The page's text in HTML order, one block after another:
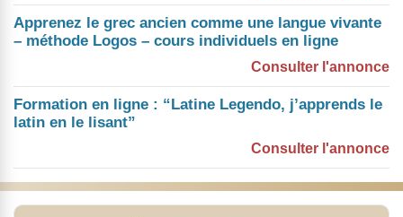
Apprenez le grec ancien comme une langue vivante
– méthode Logos – cours individuels en ligne
Consulter l'annonce
Formation en ligne : “Latine Legendo, j’apprends le
latin en le lisant”
Consulter l'annonce